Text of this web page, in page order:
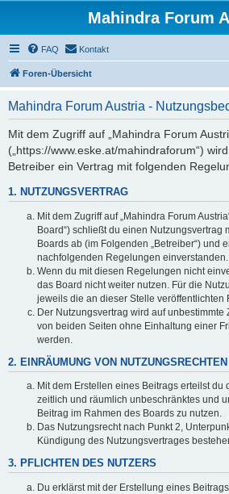
Mahindra Forum
FAQ Kontakt
Foren-Übersicht
Mahindra Forum Austria -
Mit dem Zugriff auf „Mahindra Forum
(„https://www.eske.at/mahindraforum“)
Betreiber ein Vertrag mit folgenden
1. NUTZUNGSVERTRAG
Mit dem Zugriff auf „Mahindra Forum
Board“) schließt du einen Nutzungsvertrag
Boards ab (im Folgenden „Betreiber“) und
nachfolgenden Regelungen einverstanden.
Wenn du mit diesen Regelungen nicht
das Board nicht weiter nutzen. Für die
jeweils die an dieser Stelle veröffentlichten
Der Nutzungsvertrag wird auf unbestimmte
von beiden Seiten ohne Einhaltung einer
werden.
2. EINRÄUMUNG VON NUTZUNGSRECHTEN
Mit dem Erstellen eines Beitrags erteilst du
zeitlich und räumlich unbeschränktes und
Beitrag im Rahmen des Boards zu nutzen.
Das Nutzungsrecht nach Punkt 2,
Kündigung des Nutzungsvertrages
3. PFLICHTEN DES NUTZERS
Du erklärst mit der Erstellung eines